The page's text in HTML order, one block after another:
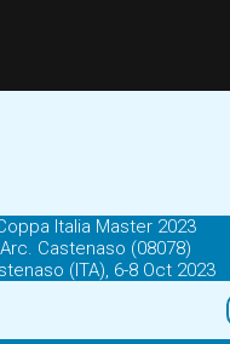
Italia Master 2023
Arc. Castenaso (08078)
(ITA), 6-8 Oct 2023